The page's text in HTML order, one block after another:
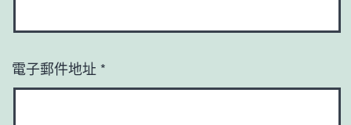
電子郵件地址 *